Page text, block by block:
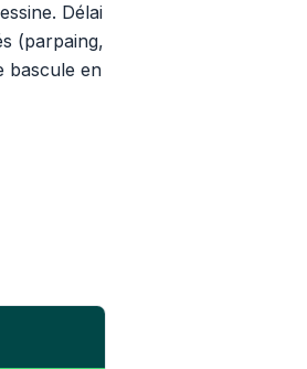
Délai
(parpaing,
bascule en